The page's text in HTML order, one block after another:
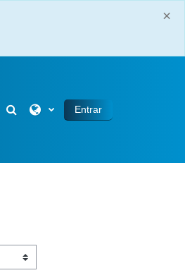
×
Alternar entrada de pesquisa
Entrar